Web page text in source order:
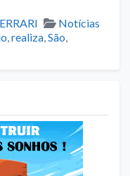
Categories
Notícias
,realiza,São,